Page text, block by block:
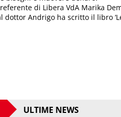
di Libera VdA Marika
dottor Andrigo ha scritto il libro
ULTIME NEWS